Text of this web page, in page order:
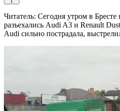
Читатель: Сегодня утром в
разъехались Audi A3 и Renault
Audi сильно пострадала,